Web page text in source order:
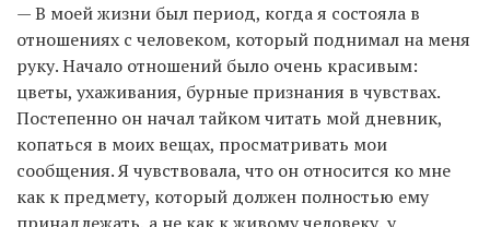
— В моей жизни был период, когда я состояла в
отношениях с человеком, который поднимал на меня
руку. Начало отношений было очень красивым:
цветы, ухаживания, бурные признания в чувствах.
Постепенно он начал тайком читать мой дневник,
копаться в моих вещах, просматривать мои
сообщения. Я чувствовала, что он относится ко мне
как к предмету, который должен полностью ему